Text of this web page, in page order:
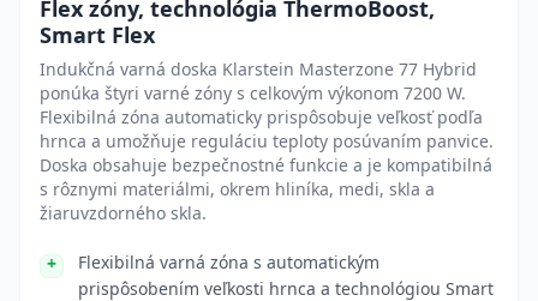
Flex zóny, technológia ThermoBoost,
Smart Flex
Indukčná varná doska Klarstein Masterzone 77 Hybrid
ponúka štyri varné zóny s celkovým výkonom 7200 W.
Flexibilná zóna automaticky prispôsobuje veľkosť podľa
hrnca a umožňuje reguláciu teploty posúvaním panvice.
Doska obsahuje bezpečnostné funkcie a je kompatibilná
s rôznymi materiálmi, okrem hliníka, medi, skla a
žiaruvzdorného skla.
Flexibilná varná zóna s automatickým
prispôsobením veľkosti hrnca a technológiou Smart